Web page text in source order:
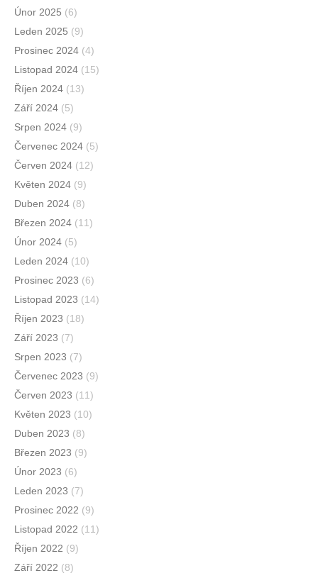
Únor 2025 (6)
Leden 2025 (9)
Prosinec 2024 (4)
Listopad 2024 (15)
Říjen 2024 (13)
Září 2024 (5)
Srpen 2024 (9)
Červenec 2024 (5)
Červen 2024 (12)
Květen 2024 (9)
Duben 2024 (8)
Březen 2024 (11)
Únor 2024 (5)
Leden 2024 (10)
Prosinec 2023 (6)
Listopad 2023 (14)
Říjen 2023 (18)
Září 2023 (7)
Srpen 2023 (7)
Červenec 2023 (9)
Červen 2023 (11)
Květen 2023 (10)
Duben 2023 (8)
Březen 2023 (9)
Únor 2023 (6)
Leden 2023 (7)
Prosinec 2022 (9)
Listopad 2022 (11)
Říjen 2022 (9)
Září 2022 (8)